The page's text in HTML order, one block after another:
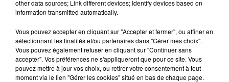
Balance Scorpion Sagittaire
other data sources; Link different devices; Identify devices based on
information transmitted automatically.
Vous pouvez accepter en cliquant sur "Accepter et fermer", ou affiner en
sélectionnant les finalités et/ou partenaires dans "Gérer mes choix".
Vous pouvez également refuser en cliquant sur "Continuer sans
accepter". Vos préférences ne s'appliqueront que pour ce site. Vous
pouvez mettre à jour vos choix, ou retirer votre consentement à tout
moment via le lien "Gérer les cookies" situé en bas de chaque page.